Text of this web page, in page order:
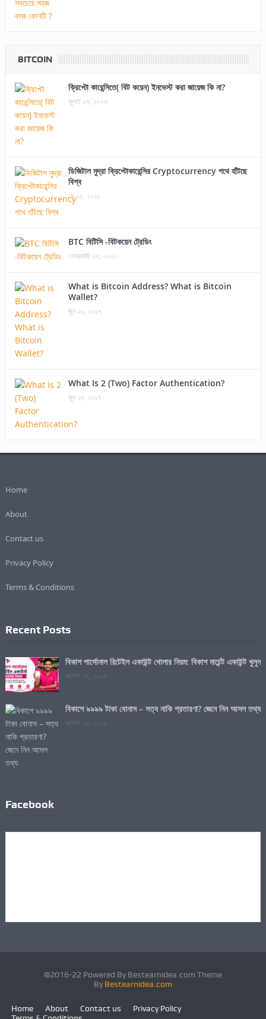
BITCOIN
ক্রিপ্টো কারেন্সিতে( বিট কয়েন) ইনভেস্ট করা জায়েজ কি না?
জুলাই ২৭, ২০২৩
ডিজিটাল মুদ্রা ক্রিপ্টোকারেন্সির Cryptocurrency পথে হাঁটছে
বিশ্ব
মে ০৫, ২০২১
BTC বিটিসি -বিটকয়েন ট্রেডিং
ফেব্রুয়ারি ২৩, ২০২১
What is Bitcoin Address? What is Bitcoin
Wallet?
জুন ২০, ২০১৭
What Is 2 (Two) Factor Authentication?
জুন ১৩, ২০১৭
Home
About
Contact us
Privacy Policy
Terms & Conditions
Recent Posts
বিকাশ পার্সোনাল রিটেইল একাউন্ট খোলার নিয়ম: বিকাশ মার্চেন্ট একাউন্ট খুলুন
আগস্ট ০৪, ২০২৬
বিকাশে ৯৯৯৯ টাকা বোনাস – সত্য নাকি প্রতারণা? জেনে নিন আসল তথ্য
আগস্ট ০২, ২০২৬
Facebook
©2016-22 Powered By Bestearnidea.com Theme
By Bestearnidea.com
Home About Contact us
Privacy Policy